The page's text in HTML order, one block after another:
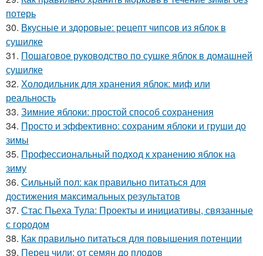
потерь
30. Вкусные и здоровые: рецепт чипсов из яблок в
сушилке
31. Пошаговое руководство по сушке яблок в домашней
сушилке
32. Холодильник для хранения яблок: миф или
реальность
33. Зимние яблоки: простой способ сохранения
34. Просто и эффективно: сохраним яблоки и груши до
зимы
35. Профессиональный подход к хранению яблок на
зиму
36. Сильный пол: как правильно питаться для
достижения максимальных результатов
37. Стас Пьеха Тула: Проекты и инициативы, связанные
с городом
38. Как правильно питаться для повышения потенции
39. Перец чили: от семян до плодов